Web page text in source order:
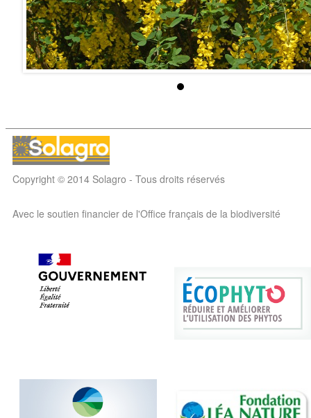
Copyright © 2014 Solagro - Tous droits réservés
Avec le soutien financier de l'Office français de la biodiversité